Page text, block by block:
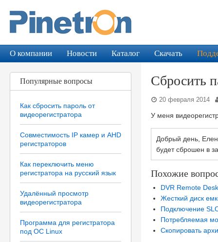
О компании Новости Каталог Скачать
Популярные вопросы
Как сбросить пароль от
видеорегистратора
Совместимость IP камер и AHD
регистраторов
Как переключить меню
регистратора на русский язык
Удалённый просмотр
видеорегистратора
Программа для регистратора
под ОС Linux
Сбросить
20 февраля 2014
У меня
Добрый день,
будет сброшен в
Похожие
DVR Remote
Жесткий диск
Подключение
Потребляемая
Скопировать